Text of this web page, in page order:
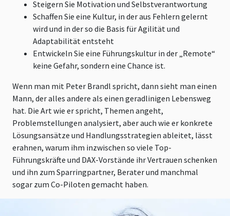
Steigern Sie Motivation und Selbstverantwortung
Schaffen Sie eine Kultur, in der aus Fehlern gelernt
wird und in der so die Basis für Agilität und
Adaptabilität entsteht
Entwickeln Sie eine Führungskultur in der „Remote“
keine Gefahr, sondern eine Chance ist.
Wenn man mit Peter Brandl spricht, dann sieht man einen
Mann, der alles andere als einen geradlinigen Lebensweg
hat. Die Art wie er spricht, Themen angeht,
Problemstellungen analysiert, aber auch wie er konkrete
Lösungsansätze und Handlungsstrategien ableitet, lässt
erahnen, warum ihm inzwischen so viele Top-
Führungskräfte und DAX-Vorstände ihr Vertrauen schenken
und ihn zum Sparringpartner, Berater und manchmal
sogar zum Co-Piloten gemacht haben.